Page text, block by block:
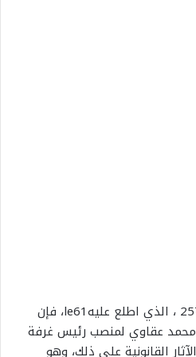
ووفق منطوق الحكم رقم 2570 ، الذي اطلع عليهle61، فإن
محمد عقاوي لمنصب رئيس غرفة
القانونية على ذلك، وهو